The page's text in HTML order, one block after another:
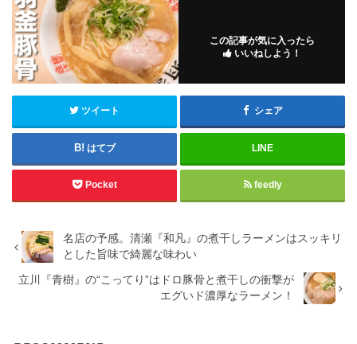
この記事が気に入ったら
いいねしよう！
ツイート シェア
はてブ LINE
Pocket feedly
名店の予感。清瀬『和凡』の煮干しラーメンはスッキリ
とした旨味で綺麗な味わい
立川『青樹』の“こってり”はドロ豚骨と煮干しの衝撃が
エグいド濃厚なラーメン！